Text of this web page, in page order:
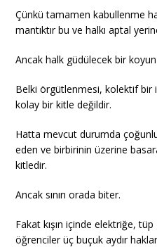
Çünkü tamamen kabullenme
mantıktır bu ve halkı aptal
Ancak halk güdülecek bir
Belki örgütlenmesi, kolektif bir
kolay bir kitle değildir.
Hatta mevcut durumda
eden ve birbirinin üzerine
kitledir.
Ancak sınırı orada biter.
Fakat kışın içinde elektriğe,
öğrenciler üç buçuk aydır